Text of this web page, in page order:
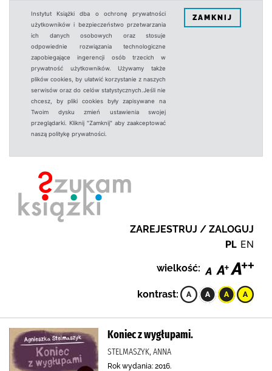
Instytut Książki dba o ochronę prywatności
użytkowników i bezpieczeństwo przetwarzania
ich danych osobowych oraz stosuje
odpowiednie rozwiązania technologiczne
zapobiegające ingerencji osób trzecich w
prywatność użytkowników. Używamy także
plików cookies, by ułatwić korzystanie z naszych
serwisów oraz do celów statystycznych.Jeśli nie
chcesz, by pliki cookies były zapisywane na
Twoim dysku zmień ustawienia swojej
przeglądarki. Kliknij "Zamknij" aby zaakceptować
naszą politykę prywatności.
ZAMKNIJ
ZAREJESTRUJ / ZALOGUJ
PL EN
wielkość:
kontrast:
Koniec z wygłupami.
STELMASZYK, ANNA
Rok wydania: 2016.